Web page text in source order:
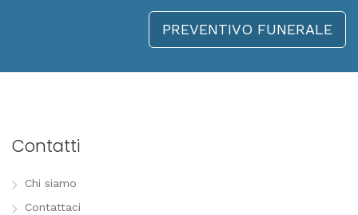
PREVENTIVO FUNERALE
Contatti
Chi siamo
Contattaci